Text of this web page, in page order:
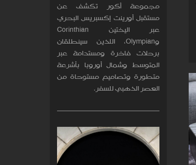
مجموعة أكور تكشف عن
مستقبل أورينت إكسبريس البحري
عبر اليختين Corinthian
وOlympian، اللذين سينطلقان
برحلات فاخرة ومستدامة عبر
المتوسط وشمال أوروبا بأشرعة
متطورة وتصاميم مستوحاة من
العصر الذهبي للسفر.